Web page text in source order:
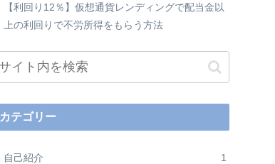
【利回り12％】仮想通貨レンディングで配当金以
上の利回りで不労所得をもらう方法
カテゴリー
自己紹介 1